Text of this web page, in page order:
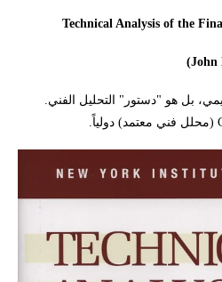
بل هو "دستور" التحليل الفني.